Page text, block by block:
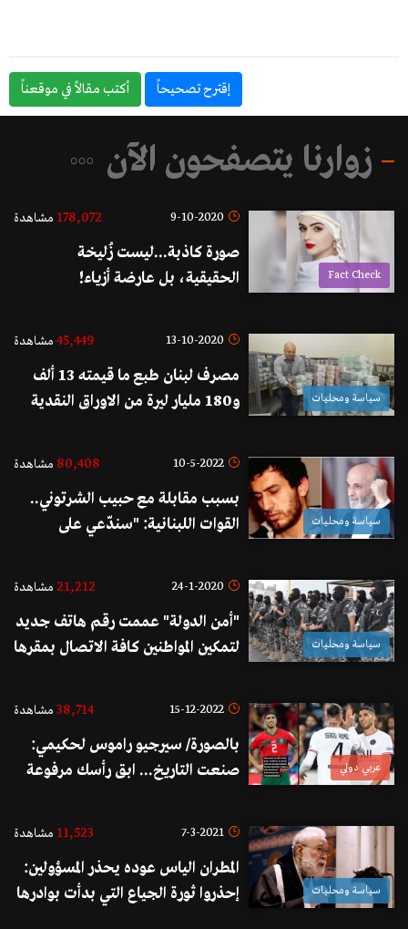
إقترح تصحيحاً أكتب مقالاً في موقعناً
زوارنا يتصفحون الآن
Fact Check
9-10-2020
178,072 مشاهدة
صورة كاذبة...ليست زُليخة
الحقيقية، بل عارضة أزياء!
سياسة ومحليات
13-10-2020
45,449 مشاهدة
مصرف لبنان طبع ما قيمته 13 ألف
و180 مليار ليرة من الاوراق النقدية
الاولى من العام الحالي...والآن يحاول
سياسة ومحليات
10-5-2022
80,408 مشاهدة
بسبب مقابلة مع حبيب الشرتوني..
القوات اللبنانية: "سندّعي على
محكوم من قبل القضاء اللبناني"
سياسة ومحليات
24-1-2020
21,212 مشاهدة
"أمن الدولة" عممت رقم هاتف جديد
لتمكين المواطنين كافة الاتصال بمقرها
عربي دولي
15-12-2022
38,714 مشاهدة
بالصورة/ سيرجيو راموس لحكيمي:
صنعت التاريخ... ابق رأسك مرفوعة
سياسة ومحليات
7-3-2021
11,523 مشاهدة
المطران الياس عوده يحذر المسؤولين:
إحذروا ثورة الجياع التي بدأت بوادرها